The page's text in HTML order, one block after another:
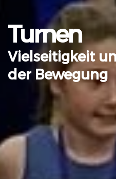
Turnen
Vielseitigkeit
der Bewegung